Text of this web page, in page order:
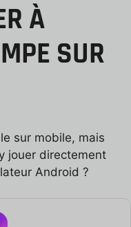
À
SUR
sur mobile, mais
jouer directement
Android ?